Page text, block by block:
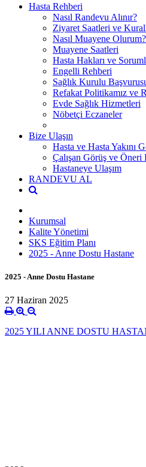
Hasta Rehberi
Nasıl Randevu Alınır?
Ziyaret Saatleri ve
Nasıl Muayene Olurum?
Muayene Saatleri
Hasta Hakları ve
Engelli Rehberi
Sağlık Kurulu
Refakat Politikamız ve
Evde Sağlık Hizmetleri
Nöbetçi Eczaneler
Bize Ulaşın
Hasta ve Hasta Yakını
Çalışan Görüş ve Öneri
Hastaneye Ulaşım
RANDEVU AL
Kurumsal
Kalite Yönetimi
SKS Eğitim Planı
2025 - Anne Dostu Hastane
2025 - Anne Dostu Hastane
27 Haziran 2025
2025 YILI ANNE DOSTU